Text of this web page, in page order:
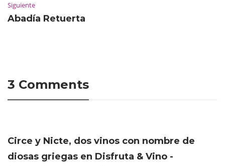
Siguiente
Abadía Retuerta
3 Comments
Circe y Nicte, dos vinos con nombre de
diosas griegas en Disfruta & Vino -